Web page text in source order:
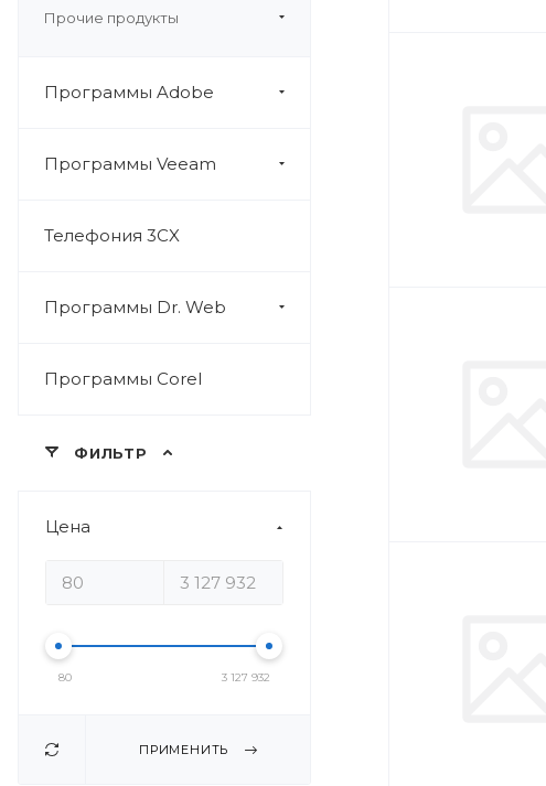
Прочие продукты
Программы Adobe
Программы Veeam
Телефония 3CX
Программы Dr. Web
Программы Corel
ФИЛЬТР
Цена
80 3 127 932
ПРИМЕНИТЬ